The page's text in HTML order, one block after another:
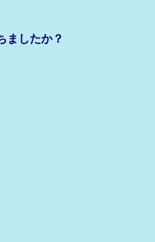
ましたか？